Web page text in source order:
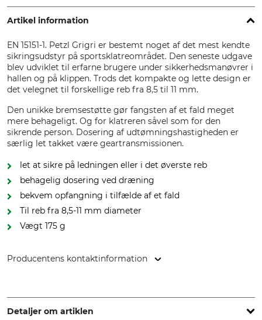
Artikel information
EN 15151-1. Petzl Grigri er bestemt noget af det mest kendte
sikringsudstyr på sportsklatreområdet. Den seneste udgave
blev udviklet til erfarne brugere under sikkerhedsmanøvrer i
hallen og på klippen. Trods det kompakte og lette design er
det velegnet til forskellige reb fra 8,5 til 11 mm.
Den unikke bremsestøtte gør fangsten af et fald meget
mere behageligt. Og for klatreren såvel som for den
sikrende person. Dosering af udtømningshastigheden er
særlig let takket være geartransmissionen.
let at sikre på ledningen eller i det øverste reb
behagelig dosering ved dræning
bekvem opfangning i tilfælde af et fald
Til reb fra 8,5-11 mm diameter
Vægt 175 g
Producentens kontaktinformation
France, www.petzl.com
Detaljer om artiklen